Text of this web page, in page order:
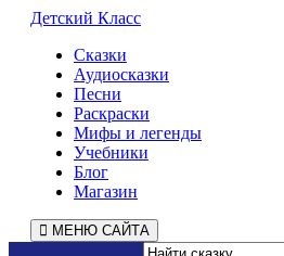
Детский Класс
Сказки
Аудиосказки
Песни
Раскраски
Мифы и легенды
Учебники
Блог
Магазин
МЕНЮ САЙТА